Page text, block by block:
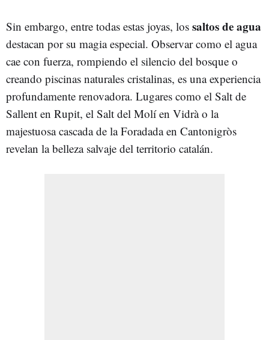
Sin embargo, entre todas estas joyas, los saltos de agua
destacan por su magia especial. Observar como el agua
cae con fuerza, rompiendo el silencio del bosque o
creando piscinas naturales cristalinas, es una experiencia
profundamente renovadora. Lugares como el Salt de
Sallent en Rupit, el Salt del Molí en Vidrà o la
majestuosa cascada de la Foradada en Cantonigròs
revelan la belleza salvaje del territorio catalán.